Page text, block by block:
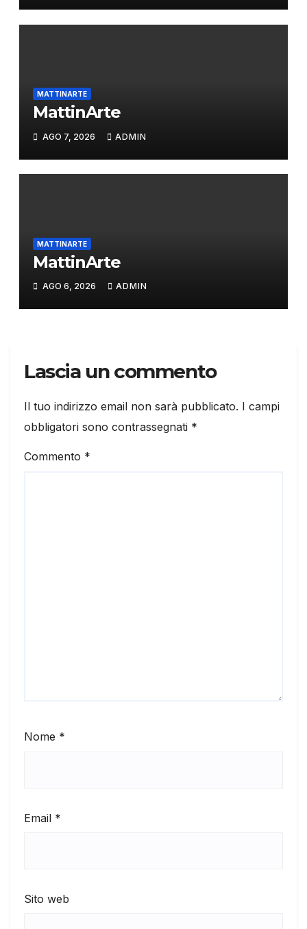
MATTINARTE
MattinArte
AGO 7, 2026 ADMIN
MATTINARTE
MattinArte
AGO 6, 2026 ADMIN
Lascia un commento
Il tuo indirizzo email non sarà pubblicato. I campi
obbligatori sono contrassegnati *
Commento *
Nome *
Email *
Sito web